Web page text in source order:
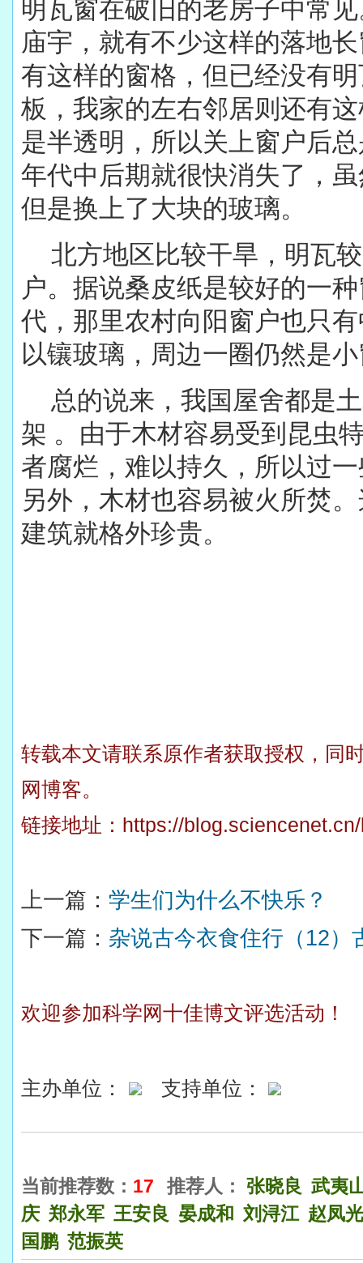
明瓦窗在破旧的老房子中常
庙宇，就有不少这样的落地
有这样的窗格，但已经没有
板，我家的左右邻居则还有
是半透明，所以关上窗户后
年代中后期就很快消失了，
但是换上了大块的玻璃。
北方地区比较干旱，明瓦
户。据说桑皮纸是较好的一
代，那里农村向阳窗户也只
以镶玻璃，周边一圈仍然是
总的说来，我国屋舍都是
架 。由于木材容易受到昆虫
者腐烂，难以持久，所以过
另外，木材也容易被火所焚
建筑就格外珍贵。
转载本文请联系原作者获取授权，同
网博客。
链接地址： https://
上一篇： 学生们为什么不快乐？
下一篇： 杂说古今衣食住行（12）
欢迎参加科学网十佳博文评选活动！
主办单位： 支持单位：
当前推荐数： 17 推荐人： 张晓良 武夷
庆 郑永军 王安良 晏成和 刘浔江 赵凤光
国鹏 范振英